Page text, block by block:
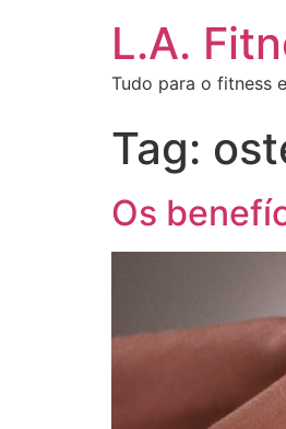
L.A.
Tudo para o fitness
Tag:
Os